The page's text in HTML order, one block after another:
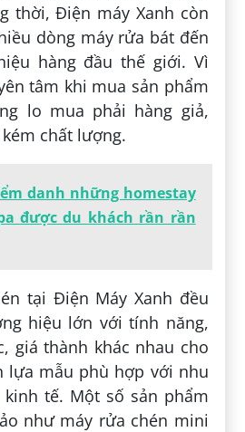
thời, Điện máy Xanh còn
dòng máy rửa bát đến
hàng đầu thế giới. Vì
tâm khi mua sản phẩm
lo mua phải hàng giả,
chất lượng.
danh những homestay
được du khách rần rần
tại Điện Máy Xanh đều
hiệu lớn với tính năng,
giá thành khác nhau cho
lựa mẫu phù hợp với nhu
tế. Một số sản phẩm
như máy rửa chén mini